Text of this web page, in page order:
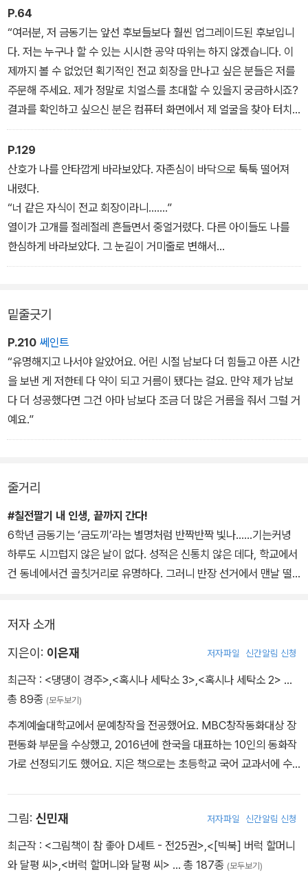
산호가 엄지손가락을 쓱 치켜세웠다. 역시 나의 1호 팬다웠다.
“웃기시네. 너 같은 애가 나서면 우리 반의 망신이다, 망신.”
옆자리에 앉은 잎새가 혀를 쏙 내밀었다. 화가 치미는 걸 지그시 눌렀
다. 큰일을 앞두고 자질구레한 시비까지 신경 써
서 좋을 게 없었다. 그런데 또다시 내 마음에 바람구멍을 뻥 뚫는 소리
가 들려왔다.
“전교 회장? 네가? 으하하하하, 지나가던 지렁이가 웃겠네. 네가 ‘선
거병’에 걸린 건 알았지만 설마 전교 회장에 출마할 생각까지 할 줄은
몰랐다.”
P.64
“여러분, 저 금동기는 앞선 후보들보다 훨씬 업그레이드된 후보입니
다. 저는 누구나 할 수 있는 시시한 공약 따위는 하지 않겠습니다. 이
제까지 볼 수 없었던 획기적인 전교 회장을 만나고 싶은 분들은 저를
주문해 주세요. 제가 정말로 치얼스를 초대할 수 있을지 궁금하시죠?
결과를 확인하고 싶으신 분은 컴퓨터 화면에서 제 얼굴을 찾아 터치
해 주세요. 그러면 오늘 중으로 여러분 앞에 번쩍번쩍거리는 금도끼
전교 회장이 배송될 거예요. 인기가 많아서 금방 매진될 수 있으니 주
문을 서둘러 주세요.”
연설을 마쳤을 때 방송실 안은 모두 얼빠진 표정이었다.
소라와 나왕이는 송충이를 백 마리쯤 씹은 꼴로 나를 보았다.
P.129
산호가 나를 안타깝게 바라보았다. 자존심이 바닥으로 툭툭 떨어져
내렸다.
“너 같은 자식이 전교 회장이라니…….”
열이가 고개를 절레절레 흔들면서 중얼거렸다. 다른 아이들도 나를
한심하게 바라보았다. 그 눈길이 거미줄로 변해서
내 몸을 친친 감는 듯했다. 끈적끈적한 거미줄에서 어떻게든 벗어나
나는 끓어오르는 분을 억누르고 절망적인 마음으로 중얼거렸다.
“내가 어떻게 하면 너희가 날 믿어 줄까…….”
밑줄긋기
P.210 쎄인트
“유명해지고 나서야 알았어요. 어린 시절 남보다 더 힘들고 아픈 시간
을 보낸 게 저한테 다 약이 되고 거름이 됐다는 걸요. 만약 제가 남보
다 더 성공했다면 그건 아마 남보다 조금 더 많은 거름을 줘서 그럴 거
예요.”
줄거리
#칠전팔기 내 인생, 끝까지 간다!
6학년 금동기는 ‘금도끼’라는 별명처럼 반짝반짝 빛나……기는커녕
하루도 시끄럽지 않은 날이 없다. 성적은 신통치 않은 데다, 학교에서
건 동네에서건 골칫거리로 유명하다. 그러니 반장 선거에서 맨날 떨
님들과 엄마 아빠에게 자신의 진가를 제대로 알려 주고자, 금동기는
전교 회장 선거에 나가기로 결심한 것이다. 두둥.
#아이돌 ‘치얼스’를 학교 행사에 초대하겠습니다!
이미 막강한 멤버들로 꾸려진 전교 회장 후보에 ‘반장도 뭣도 아닌’ 일
반 학생 금동기가 출마하겠다고 선언하자 학교 분위기가 소란스러워
진다. 몸 개그 말고는 내세울 전략이 아무것도 없던 금동기는 투표 전
최종 연설을 하는 자리에서 인기 아이돌 그룹 ‘치얼스’를 학교 행사에
#나 누군지 몰라? 내가 전교 회장이야, 다들 내 앞에 꿇으라고!
이게 꿈인지 생시인지 하루에도 몇 번을 ‘권력의 맛’에 취해 사는 금동
저자 소개
지은이: 이은재 저자파일 신간알림 신청
최근작 : <댕댕이 경주>,<혹시나 세탁소 3>,<혹시나 세탁소 2> …
총 89종 (모두보기)
추계예술대학교에서 문예창작을 전공했어요. MBC창작동화대상 장
편동화 부문을 수상했고, 2016년에 한국을 대표하는 10인의 동화작
가로 선정되기도 했어요. 지은 책으로는 초등학교 국어 교과서에 수
등이 있어요.
그림: 신민재 저자파일 신간알림 신청
최근작 : <그림책이 참 좋아 D세트 - 전25권>,<[빅북] 버럭 할머니
와 달평 씨>,<버럭 할머니와 달평 씨> … 총 187종 (모두보기)